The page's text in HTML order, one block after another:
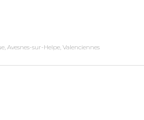
Avesnes-sur-Helpe, Valenciennes